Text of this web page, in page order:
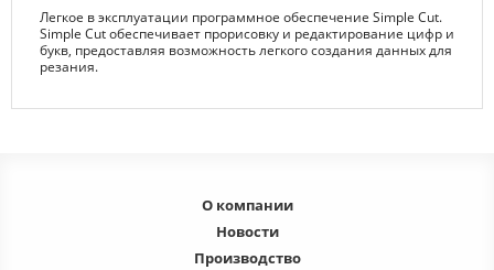
Легкое в эксплуатации программное обеспечение Simple Cut.
Simple Cut обеспечивает прорисовку и редактирование цифр и
букв, предоставляя возможность легкого создания данных для
резания.
О компании
Новости
Производство